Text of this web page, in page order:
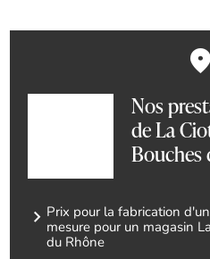
Nos
de La
Bouches
Prix pour la fabrication
mesure pour un magasin
du Rhône